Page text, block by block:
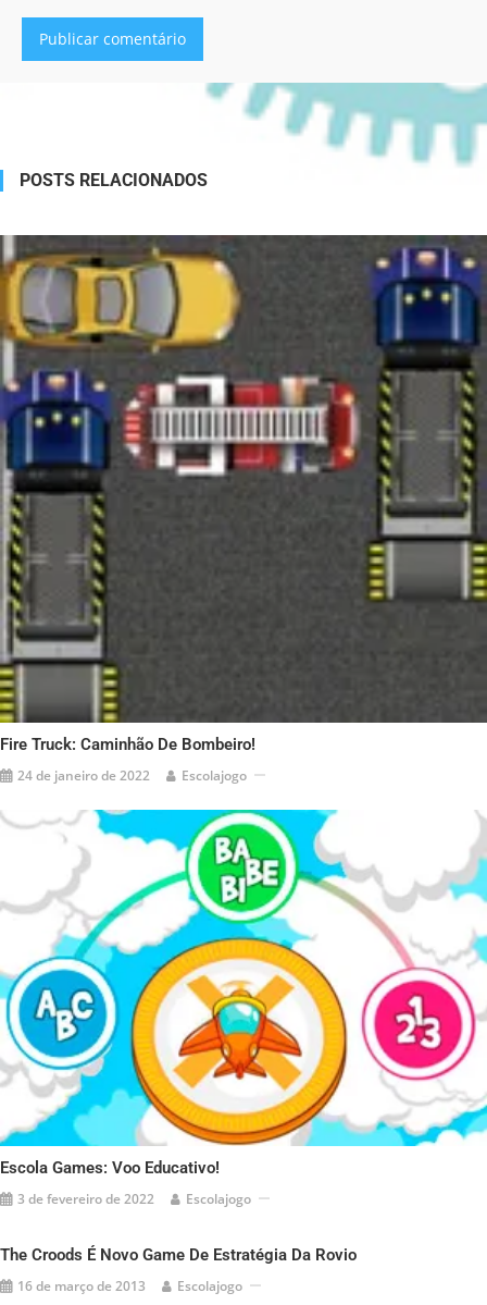
POSTS RELACIONADOS
Fire Truck: Caminhão De Bombeiro!
24 de janeiro de 2022 Escolajogo
Escola Games: Voo Educativo!
3 de fevereiro de 2022 Escolajogo
The Croods É Novo Game De Estratégia Da Rovio
16 de março de 2013 Escolajogo